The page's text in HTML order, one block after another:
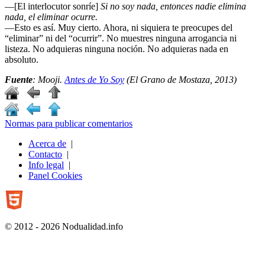
―[El interlocutor sonríe] Si no soy nada, entonces nadie elimina
nada, el eliminar ocurre.
―Esto es así. Muy cierto. Ahora, ni siquiera te preocupes del
“eliminar” ni del “ocurrir”. No muestres ninguna arrogancia ni
listeza. No adquieras ninguna noción. No adquieras nada en
absoluto.
Fuente: Mooji. Antes de Yo Soy (El Grano de Mostaza, 2013)
Normas para publicar comentarios
Acerca de |
Contacto |
Info legal |
Panel Cookies
© 2012 - 2026 Nodualidad.info